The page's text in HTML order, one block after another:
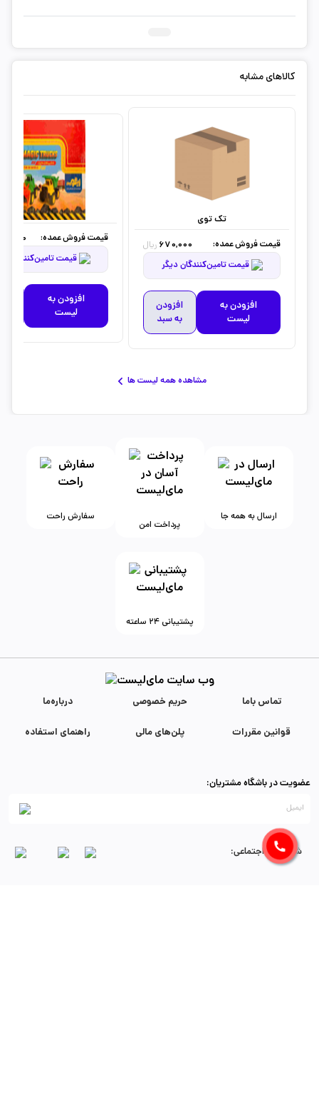
کالاهای مشابه
تک توی
قیمت فروش عمده:
670,000 ریال
قیمت تامین‌کنندگان دیگر
افزودن به
لیست
افزودن
به سبد
قیمت فروش عمده:
قیمت تامین‌کنندگان دیگر
افزودن به
لیست
مشاهده همه لیست ها
سفارش راحت
پرداخت امن
ارسال به همه جا
پشتیبانی ۲۴ ساعته
درباره‌ما حریم خصوصی تماس با‌ما
راهنمای استفاده پلن‌های مالی قوانین مقررات
عضویت در باشگاه مشتریان:
شبکه‌های اجتماعی: